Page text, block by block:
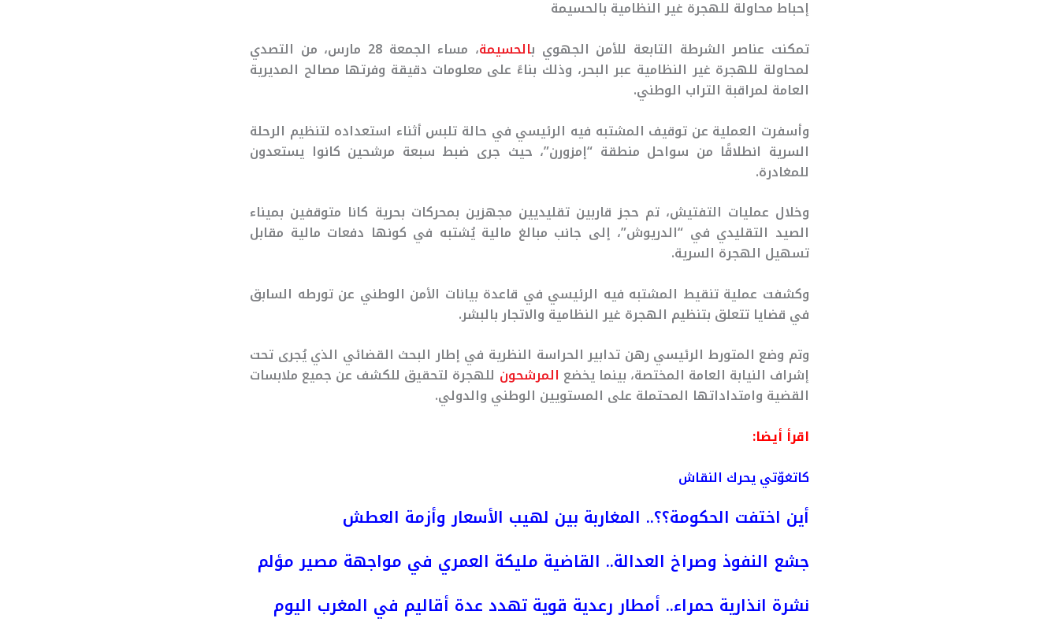
إحباط محاولة للهجرة غير النظامية بالحسيمة
تمكنت عناصر الشرطة التابعة للأمن الجهوي بالحسيمة
، مساء الجمعة 28 مارس، من التصدي
لمحاولة للهجرة غير النظامية عبر البحر، وذلك بناءً على معلومات دقيقة وفرتها مصالح المديرية
العامة لمراقبة التراب الوطني.
وأسفرت العملية عن توقيف المشتبه فيه الرئيسي في حالة تلبس أثناء استعداده لتنظيم الرحلة
السرية انطلاقًا من سواحل منطقة “إمزورن”، حيث جرى ضبط سبعة مرشحين كانوا يستعدون
للمغادرة.
وخلال عمليات التفتيش، تم حجز قاربين تقليديين مجهزين بمحركات بحرية كانا متوقفين بميناء
الصيد التقليدي في “الدريوش”، إلى جانب مبالغ مالية يُشتبه في كونها دفعات مالية مقابل
تسهيل الهجرة السرية.
وكشفت عملية تنقيط المشتبه فيه الرئيسي في قاعدة بيانات الأمن الوطني عن تورطه السابق
في قضايا تتعلق بتنظيم الهجرة غير النظامية والاتجار بالبشر.
وتم وضع المتورط الرئيسي رهن تدابير الحراسة النظرية في إطار البحث القضائي الذي يُجرى تحت
إشراف النيابة العامة المختصة، بينما يخضع المرشحون للهجرة لتحقيق للكشف عن جميع ملابسات
القضية وامتداداتها المحتملة على المستويين الوطني والدولي.
اقرأ أيضا:
كاتغوّتي يحرك النقاش
أين اختفت الحكومة؟؟.. المغاربة بين لهيب الأسعار وأزمة العطش
جشع النفوذ وصراخ العدالة.. القاضية مليكة العمري في مواجهة مصير مؤلم
نشرة انذارية حمراء.. أمطار رعدية قوية تهدد عدة أقاليم في المغرب اليوم